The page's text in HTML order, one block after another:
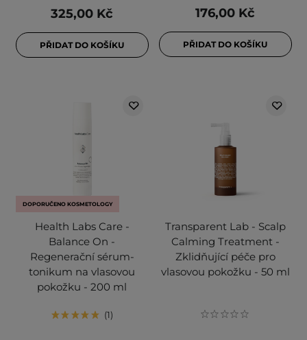
325,00 Kč
PŘIDAT DO KOŠÍKU
176,00 Kč
PŘIDAT DO KOŠÍKU
DOPORUČENO KOSMETOLOGY
Health Labs Care -
Balance On -
Regenerační sérum-
tonikum na vlasovou
pokožku - 200 ml
1
Transparent Lab - Scalp
Calming Treatment -
Zklidňující péče pro
vlasovou pokožku - 50 ml